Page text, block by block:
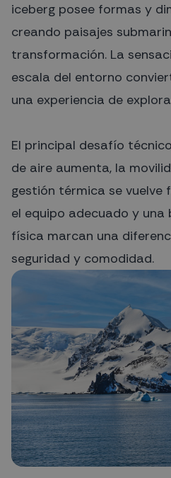
iceberg posee formas y
creando paisajes
transformación. La
escala del entorno
una experiencia de
El principal desafío
de aire aumenta, la
gestión térmica se vuelve
el equipo adecuado y una
física marcan una
seguridad y comodidad.